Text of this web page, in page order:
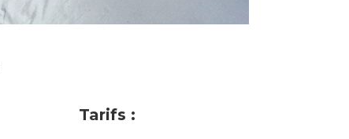
Tarifs :